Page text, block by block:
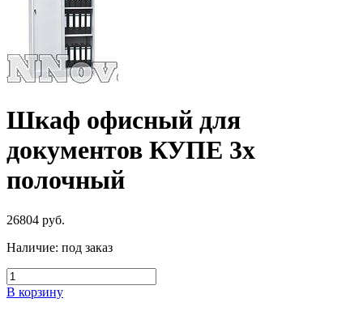
Шкаф офисный для
документов КУПЕ 3х
полочный
26804 руб.
Наличие: под заказ
В корзину